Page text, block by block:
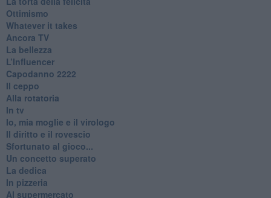
Ottimismo
Whatever it takes
Ancora TV
La bellezza
L’Influencer
​Capodanno 2222
Il ceppo
Alla rotatoria
In tv
Io, mia moglie e il virologo
Il diritto e il rovescio
Sfortunato al gioco...
Un concetto superato
La dedica
In pizzeria
Al supermercato